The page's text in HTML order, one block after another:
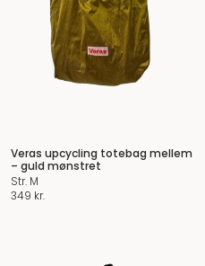
Veras upcycling totebag mellem
– guld mønstret
Str. M
349 kr.